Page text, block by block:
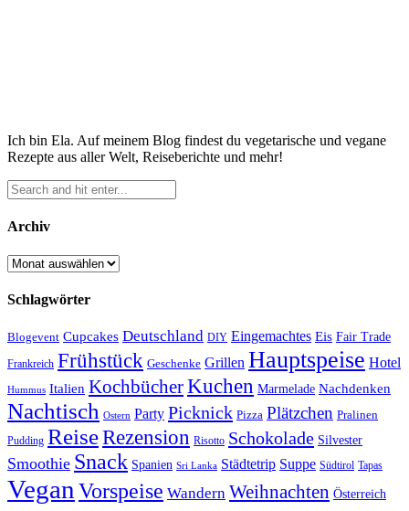
Ich bin Ela. Auf meinem Blog findest du vegetarische und vegane
Rezepte aus aller Welt, Reiseberichte und mehr!
Archiv
Archiv
Schlagwörter
Blogevent Cupcakes Deutschland DIY Eingemachtes Eis Fair Trade
Frankreich Frühstück Geschenke Grillen Hauptspeise Hotel
Hummus Italien KochbücherKuchen Marmelade Nachdenken
Nachtisch Ostern Party Picknick Pizza Plätzchen Pralinen
Pudding ReiseRezension Risotto Schokolade Silvester
Smoothie Snack Spanien Sri Lanka Städtetrip Suppe Südtirol Tapas
Vegan Vorspeise Wandern Weihnachten Österreich